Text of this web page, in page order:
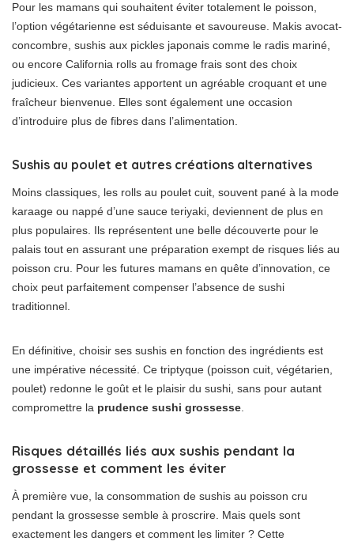
Pour les mamans qui souhaitent éviter totalement le poisson,
l’option végétarienne est séduisante et savoureuse. Makis avocat-
concombre, sushis aux pickles japonais comme le radis mariné,
ou encore California rolls au fromage frais sont des choix
judicieux. Ces variantes apportent un agréable croquant et une
fraîcheur bienvenue. Elles sont également une occasion
d’introduire plus de fibres dans l’alimentation.
Sushis au poulet et autres créations alternatives
Moins classiques, les rolls au poulet cuit, souvent pané à la mode
karaage ou nappé d’une sauce teriyaki, deviennent de plus en
plus populaires. Ils représentent une belle découverte pour le
palais tout en assurant une préparation exempt de risques liés au
poisson cru. Pour les futures mamans en quête d’innovation, ce
choix peut parfaitement compenser l’absence de sushi
traditionnel.
En définitive, choisir ses sushis en fonction des ingrédients est
une impérative nécessité. Ce triptyque (poisson cuit, végétarien,
poulet) redonne le goût et le plaisir du sushi, sans pour autant
compromettre la prudence sushi grossesse.
Risques détaillés liés aux sushis pendant la
grossesse et comment les éviter
À première vue, la consommation de sushis au poisson cru
pendant la grossesse semble à proscrire. Mais quels sont
exactement les dangers et comment les limiter ? Cette